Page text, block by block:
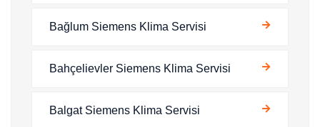
Bağlum Siemens Klima Servisi
Bahçelievler Siemens Klima Servisi
Balgat Siemens Klima Servisi